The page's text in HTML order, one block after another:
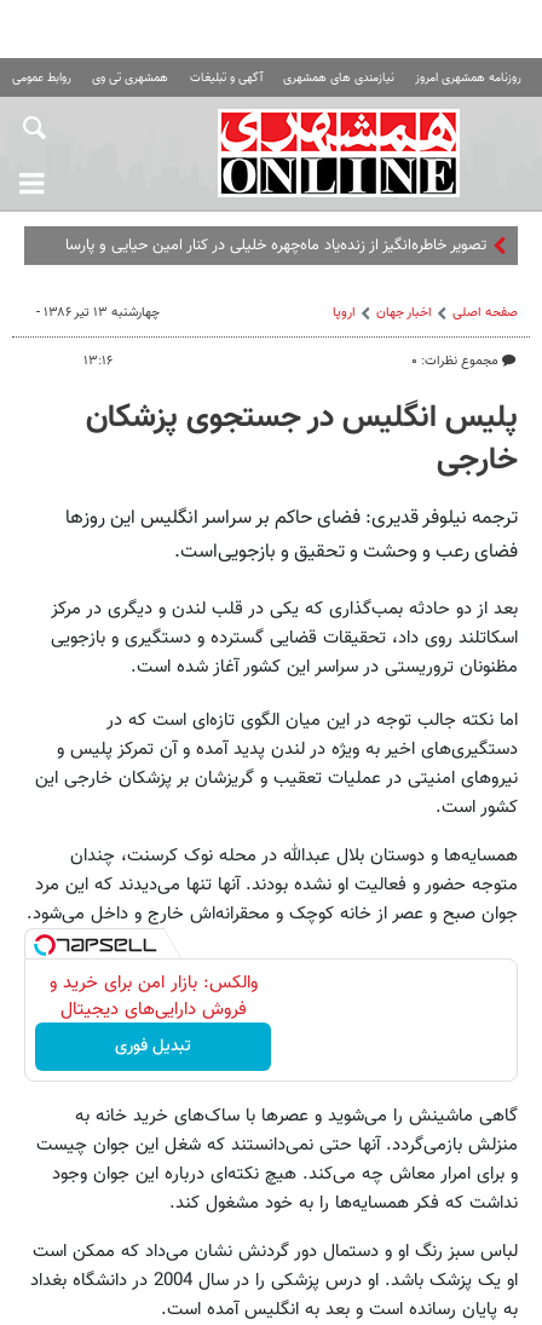
روزنامه همشهری امروز نیازمندی های همشهری آگهی و تبلیغات همشهری تی وی روابط عمومی
تصویر خاطره‌انگیز از زنده‌یاد ماه‌چهره خلیلی در کنار امین حیایی و پارسا
صفحه اصلی اخبار جهان اروپا
مجموع نظرات: ۰
چهارشنبه ۱۳ تیر ۱۳۸۶ -
۱۳:۱۶
پلیس انگلیس در جستجوی پزشکان
خارجی
ترجمه نیلوفر قدیری: فضای حاکم بر سراسر انگلیس این روزها
فضای رعب و وحشت و تحقیق و بازجویی‌است.
بعد از دو حادثه بمب‌گذاری که یکی در قلب لندن و دیگری در مرکز
اسکاتلند روی داد، تحقیقات قضایی گسترده و دستگیری و بازجویی
مظنونان تروریستی در سراسر این کشور آغاز شده است.
اما نکته جالب توجه در این میان الگوی تازه‌ای است که در
دستگیری‌های اخیر به ویژه در لندن پدید آمده و آن تمرکز پلیس و
نیروهای امنیتی در عملیات تعقیب و گریزشان بر پزشکان خارجی این
کشور است.
همسایه‌ها و دوستان بلال عبدالله در محله نوک کرسنت، چندان
متوجه حضور و فعالیت او نشده بودند. آنها تنها می‌دیدند که این مرد
جوان صبح و عصر از خانه کوچک و محقرانه‌اش خارج و داخل می‌شود.
والکس: بازار امن برای خرید و
فروش دارایی‌های دیجیتال
تبدیل فوری
گاهی ماشینش را می‌شوید و عصرها با ساک‌های خرید خانه به
منزلش بازمی‌گردد. آنها حتی نمی‌دانستند که شغل این جوان چیست
و برای امرار معاش چه می‌کند. هیچ نکته‌ای درباره این جوان وجود
نداشت که فکر همسایه‌ها را به خود مشغول کند.
لباس سبز رنگ او و دستمال دور گردنش نشان می‌داد که ممکن است
او یک پزشک باشد. او درس پزشکی را در سال 2004 در دانشگاه بغداد
به پایان رسانده است و بعد به انگلیس آمده است.